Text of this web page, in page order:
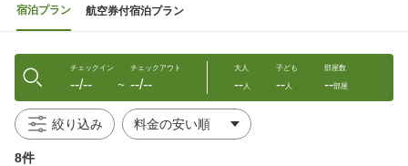
宿泊プラン 航空券付宿泊プラン
チェックイン
--/-- 〜
チェックアウト
--/--
大人
--人
子ども
--人
部屋数
--部屋
絞り込み
8件